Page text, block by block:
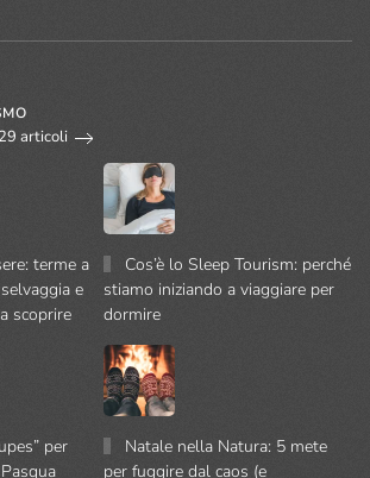
articoli
terme a
e
scoprire
Cos’è lo Sleep Tourism: perché
stiamo iniziando a viaggiare per
dormire
per
Natale nella Natura: 5 mete
per fuggire dal caos (e